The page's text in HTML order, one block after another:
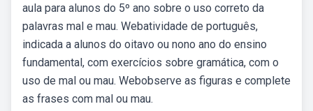
aula para alunos do 5º ano sobre o uso correto da
palavras mal e mau. Webatividade de português,
indicada a alunos do oitavo ou nono ano do ensino
fundamental, com exercícios sobre gramática, com o
uso de mal ou mau. Webobserve as figuras e complete
as frases com mal ou mau.